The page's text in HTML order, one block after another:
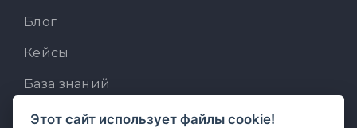
Блог
Кейсы
База знаний
Для разработчиков
Этот сайт использует файлы cookie!